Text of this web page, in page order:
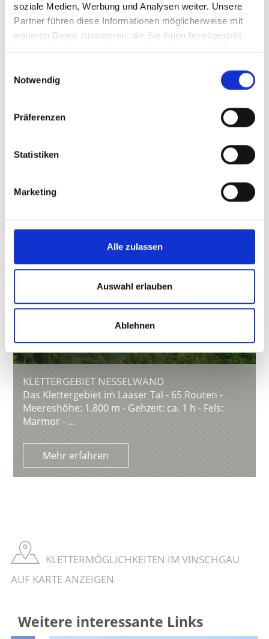
soziale Medien, Werbung und Analysen weiter. Unsere
Partner führen diese Informationen möglicherweise mit
weiteren Daten zusammen, die Sie ihnen bereitgestellt
haben oder die sie im Rahmen Ihrer Nutzung der Dienste
Notwendig
Präferenzen
Statistiken
Marketing
Alle zulassen
Auswahl erlauben
Ablehnen
Der Klettergarten am Laaser Sonnenberg - 23
Routen - Meereshöhe: 1080 m - Gehzeit: ca. 4
KLETTERGEBIET NESSELWAND
Das Klettergebiet im Laaser Tal - 65 Routen -
Meereshöhe: 1.800 m - Gehzeit: ca. 1 h - Fels:
Marmor - ...
Mehr erfahren
KLETTERMÖGLICHKEITEN IM VINSCHGAU
AUF KARTE ANZEIGEN
Weitere interessante Links